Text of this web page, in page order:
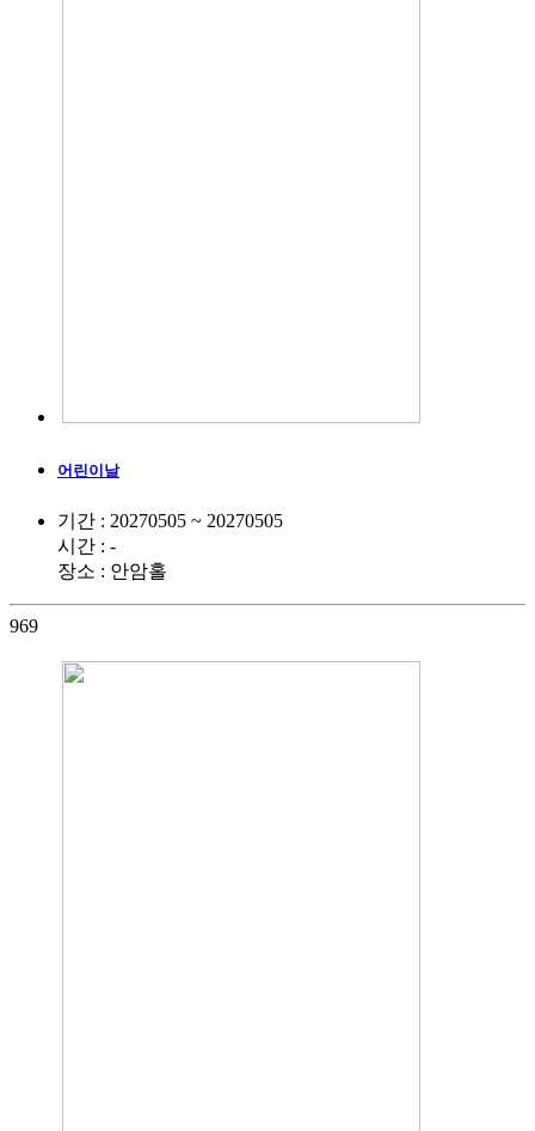
어린이날
기간 : 20270505 ~ 20270505
시간 : -
장소 : 안암홀
969